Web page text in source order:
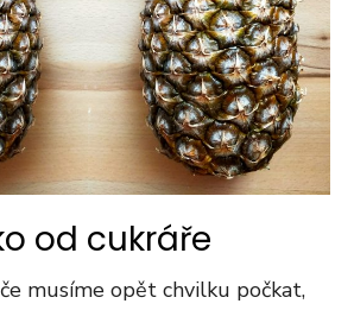
od cukráře
musíme opět chvilku počkat,